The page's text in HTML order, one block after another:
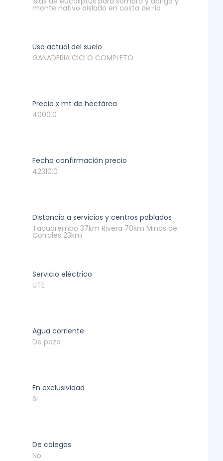
monte nativo aislado en costa de rio
Uso actual del suelo
GANADERIA CICLO COMPLETO
Precio x mt de hectárea
4000.0
Fecha confirmación precio
42310.0
Distancia a servicios y centros poblados
Tacuarembo 37km Rivera 70km Minas de
Corrales 23km
Servicio eléctrico
UTE
Agua corriente
De pozo
En exclusividad
Si
De colegas
No